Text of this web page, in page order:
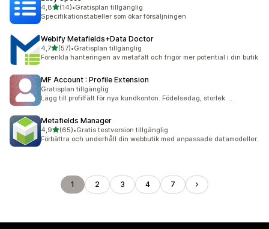
4,8av 5 stjärnor
(14)
14 recensioner totalt
•Gratisplan tillgänglig
Specifikationstabeller som ökar försäljningen
Webify Metafields+Data Doctor
4,7av 5 stjärnor
(57)
57 recensioner totalt
•Gratisplan tillgänglig
Förenkla hanteringen av metafält och frigör mer potential i din butik
MF Account : Profile Extension
Gratisplan tillgänglig
Lägg till profilfält för nya kundkonton. Födelsedag, storlek ...
Metafields Manager
4,9av 5 stjärnor
(65)
65 recensioner totalt
•Gratis testversion tillgänglig
Förbättra och underhåll din webbutik med anpassade datamodeller.
1 2 3 4 7